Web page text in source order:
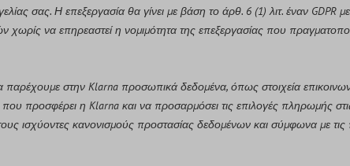
σας. Η επεξεργασία θα γίνει με βάση το άρθ. 6 (1) λιτ. έναν
χωρίς να επηρεαστεί η νομιμότητα της επεξεργασίας που
στην Klarna προσωπικά δεδομένα, όπως στοιχεία
προσφέρει η Klarna και να προσαρμόσει τις επιλογές πληρωμής
ισχύοντες κανονισμούς προστασίας δεδομένων και σύμφωνα με